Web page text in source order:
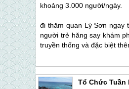
khoảng 3.000 người/ngày.
đi thăm quan Lý Sơn ngay
người trẻ hăng say khám
truyền thống và đặc biệt
Tổ Chức Tuần